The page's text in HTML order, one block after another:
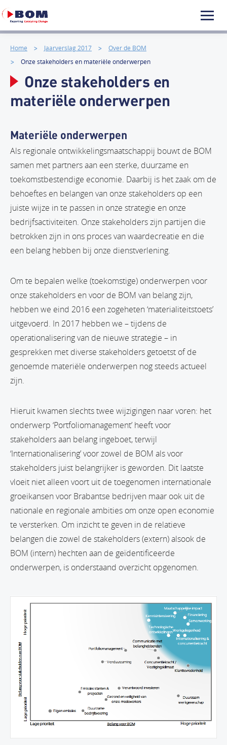
Home Jaarverslag 2017
Over de BOM
Onze stakeholders en materiële onderwerpen
Onze stakeholders en
materiële onderwerpen
Materiële onderwerpen
Als regionale ontwikkelingsmaatschappij bouwt de BOM
samen met partners aan een sterke, duurzame en
toekomstbestendige economie. Daarbij is het zaak om de
behoeftes en belangen van onze stakeholders op een
juiste wijze in te passen in onze strategie en onze
bedrijfsactiviteiten. Onze stakeholders zijn partijen die
betrokken zijn in ons proces van waardecreatie en die
een belang hebben bij onze dienstverlening.
Om te bepalen welke (toekomstige) onderwerpen voor
onze stakeholders en voor de BOM van belang zijn,
hebben we eind 2016 een zogeheten ‘materialiteitstoets’
uitgevoerd. In 2017 hebben we – tijdens de
operationalisering van de nieuwe strategie – in
gesprekken met diverse stakeholders getoetst of de
genoemde materiële onderwerpen nog steeds actueel
zijn.
Hieruit kwamen slechts twee wijzigingen naar voren: het
onderwerp ‘Portfoliomanagement’ heeft voor
stakeholders aan belang ingeboet, terwijl
‘Internationalisering’ voor zowel de BOM als voor
stakeholders juist belangrijker is geworden. Dit laatste
vloeit niet alleen voort uit de toegenomen internationale
groeikansen voor Brabantse bedrijven maar ook uit de
nationale en regionale ambities om onze open economie
te versterken. Om inzicht te geven in de relatieve
belangen die zowel de stakeholders (extern) alsook de
BOM (intern) hechten aan de geïdentificeerde
onderwerpen, is onderstaand overzicht opgenomen.